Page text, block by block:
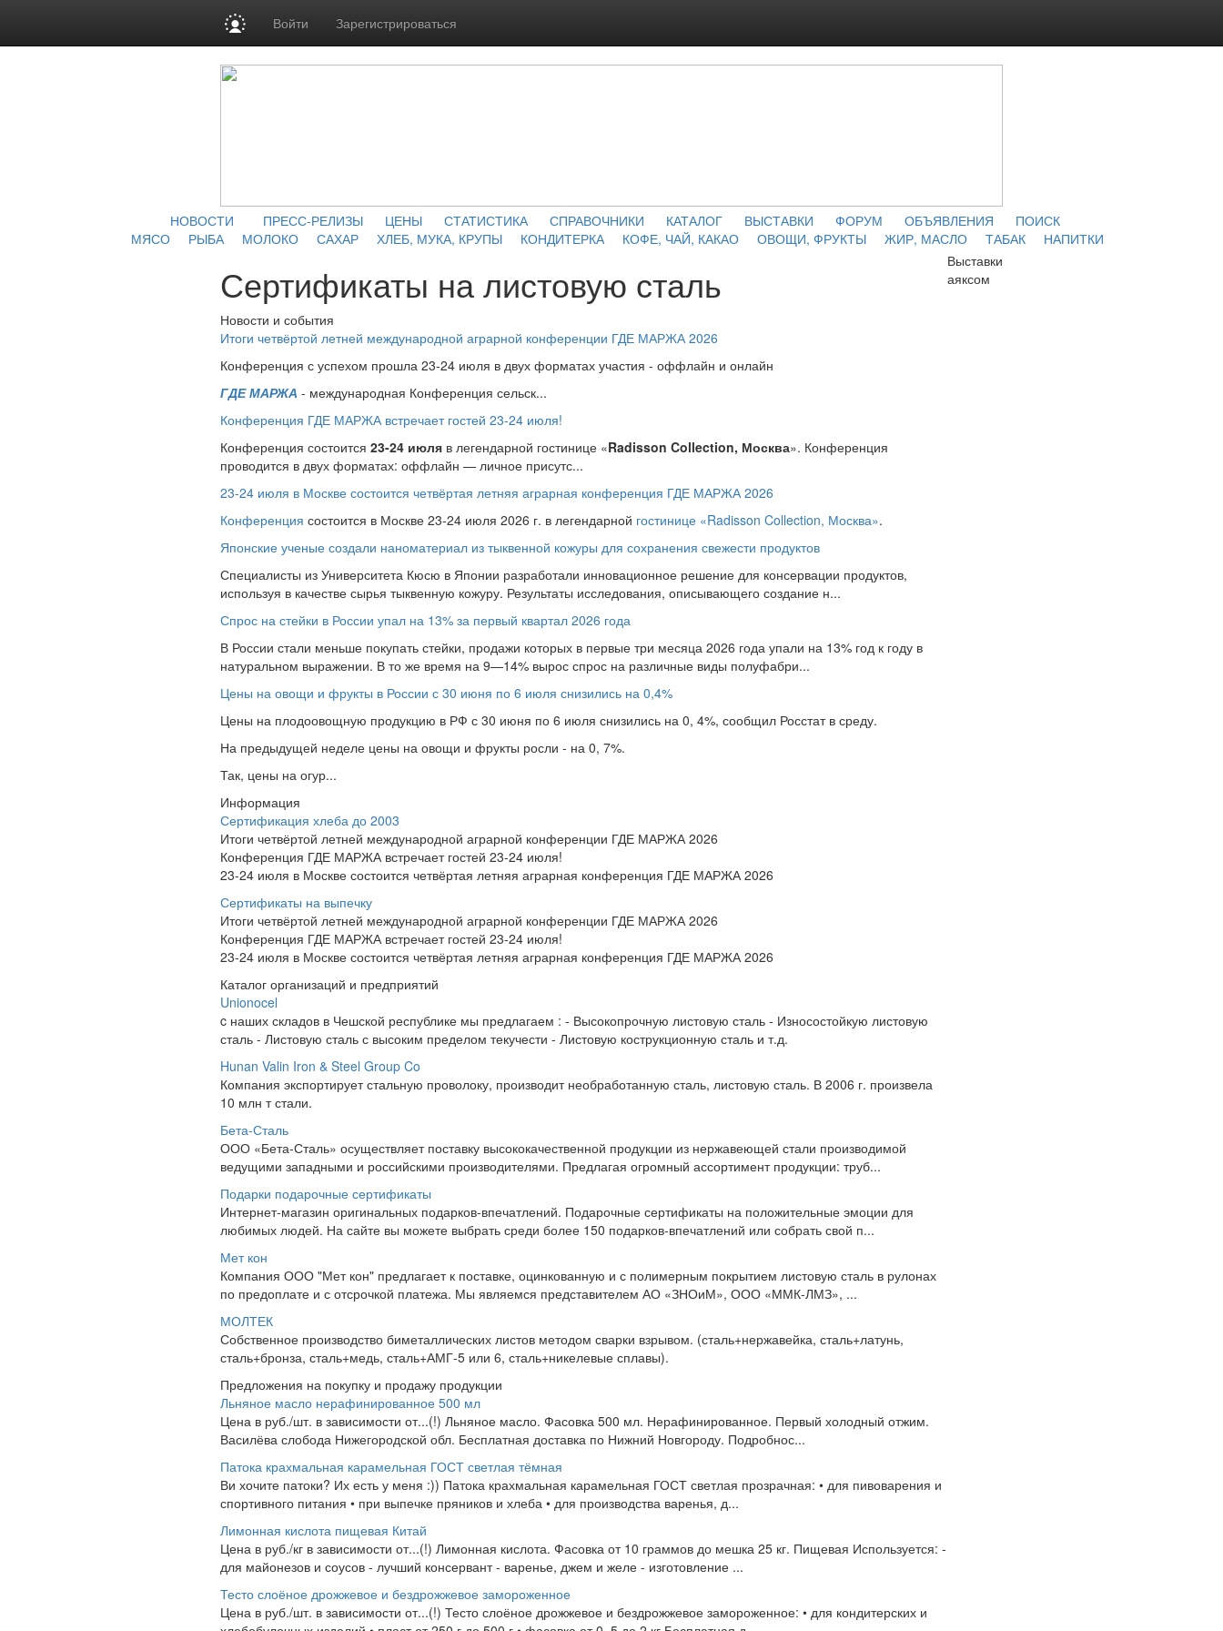
Войти Зарегистрироваться
НОВОСТИ ПРЕСС-РЕЛИЗЫ ЦЕНЫ СТАТИСТИКА СПРАВОЧНИКИ КАТАЛОГ ВЫСТАВКИ ФОРУМ ОБЪЯВЛЕНИЯ
ПОИСК
МЯСО
РЫБА МОЛОКО САХАР ХЛЕБ, МУКА, КРУПЫ КОНДИТЕРКА КОФЕ, ЧАЙ, КАКАО ОВОЩИ, ФРУКТЫ ЖИР, МАСЛО ТАБАК НАПИТКИ
Сертификаты на листовую сталь
Новости и события
Итоги четвёртой летней международной аграрной конференции ГДЕ МАРЖА 2026
Конференция с успехом прошла 23-24 июля в двух форматах участия - оффлайн и онлайн
ГДЕ МАРЖА - международная Конференция сельск...
Конференция ГДЕ МАРЖА встречает гостей 23-24 июля!
Конференция состоится 23-24 июля в легендарной гостинице «Radisson Collection, Москва». Конференция
проводится в двух форматах: оффлайн — личное присутс...
23-24 июля в Москве состоится четвёртая летняя аграрная конференция ГДЕ МАРЖА 2026
Конференция состоится в Москве 23-24 июля 2026 г. в легендарной гостинице «Radisson Collection, Москва».
Японские ученые создали наноматериал из тыквенной кожуры для сохранения свежести продуктов
Специалисты из Университета Кюсю в Японии разработали инновационное решение для консервации продуктов,
используя в качестве сырья тыквенную кожуру. Результаты исследования, описывающего создание н...
Спрос на стейки в России упал на 13% за первый квартал 2026 года
В России стали меньше покупать стейки, продажи которых в первые три месяца 2026 года упали на 13% год к году в
натуральном выражении. В то же время на 9—14% вырос спрос на различные виды полуфабри...
Цены на овощи и фрукты в России с 30 июня по 6 июля снизились на 0,4%
Цены на плодоовощную продукцию в РФ с 30 июня по 6 июля снизились на 0, 4%, сообщил Росстат в среду.
На предыдущей неделе цены на овощи и фрукты росли - на 0, 7%.
Так, цены на огур...
Информация
Сертификация хлеба до 2003
Итоги четвёртой летней международной аграрной конференции ГДЕ МАРЖА 2026
Конференция ГДЕ МАРЖА встречает гостей 23-24 июля!
23-24 июля в Москве состоится четвёртая летняя аграрная конференция ГДЕ МАРЖА 2026
Сертификаты на выпечку
Итоги четвёртой летней международной аграрной конференции ГДЕ МАРЖА 2026
Конференция ГДЕ МАРЖА встречает гостей 23-24 июля!
23-24 июля в Москве состоится четвёртая летняя аграрная конференция ГДЕ МАРЖА 2026
Каталог организаций и предприятий
Unionocel
c наших складов в Чешской республике мы предлагаем : - Высокопрочную листовую сталь - Износостойкую листовую
сталь - Листовую сталь с высоким пределом текучести - Листовую кострукционную сталь и т.д.
Hunan Valin Iron & Steel Group Co
Компания экспортирует стальную проволоку, производит необработанную сталь, листовую сталь. В 2006 г. произвела
10 млн т стали.
Бета-Сталь
ООО «Бета-Сталь» осуществляет поставку высококачественной продукции из нержавеющей стали производимой
ведущими западными и российскими производителями. Предлагая огромный ассортимент продукции: труб...
Подарки подарочные сертификаты
Интернет-магазин оригинальных подарков-впечатлений. Подарочные сертификаты на положительные эмоции для
любимых людей. На сайте вы можете выбрать среди более 150 подарков-впечатлений или собрать свой п...
Мет кон
Компания ООО "Мет кон" предлагает к поставке, оцинкованную и с полимерным покрытием листовую сталь в рулонах
по предоплате и с отсрочкой платежа. Мы являемся представителем АО «ЗНОиМ», ООО «ММК-ЛМЗ», ...
МОЛТЕК
Собственное производство биметаллических листов методом сварки взрывом. (сталь+нержавейка, сталь+латунь,
сталь+бронза, сталь+медь, сталь+АМГ-5 или 6, сталь+никелевые сплавы).
Предложения на покупку и продажу продукции
Льняное масло нерафинированное 500 мл
Цена в руб./шт. в зависимости от...(!) Льняное масло. Фасовка 500 мл. Нерафинированное. Первый холодный отжим.
Василёва слобода Нижегородской обл. Бесплатная доставка по Нижний Новгороду. Подробнос...
Патока крахмальная карамельная ГОСТ светлая тёмная
Ви хочите патоки? Их есть у меня :)) Патока крахмальная карамельная ГОСТ светлая прозрачная: • для пивоварения и
спортивного питания • при выпечке пряников и хлеба • для производства варенья, д...
Лимонная кислота пищевая Китай
Цена в руб./кг в зависимости от...(!) Лимонная кислота. Фасовка от 10 граммов до мешка 25 кг. Пищевая Используется: -
для майонезов и соусов - лучший консервант - варенье, джем и желе - изготовление ...
Тесто слоёное дрожжевое и бездрожжевое замороженное
Цена в руб./шт. в зависимости от...(!) Тесто слоёное дрожжевое и бездрожжевое замороженное: • для кондитерских и
Выставки
аяксом